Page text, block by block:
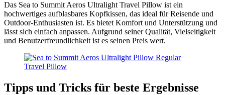
Das Sea to Summit Aeros Ultralight Travel Pillow ist ein
hochwertiges aufblasbares Kopfkissen, das ideal für Reisende und
Outdoor-Enthusiasten ist. Es bietet Komfort und Unterstützung und
lässt sich einfach anpassen. Aufgrund seiner Qualität, Vielseitigkeit
und Benutzerfreundlichkeit ist es seinen Preis wert.
Tipps und Tricks für beste Ergebnisse